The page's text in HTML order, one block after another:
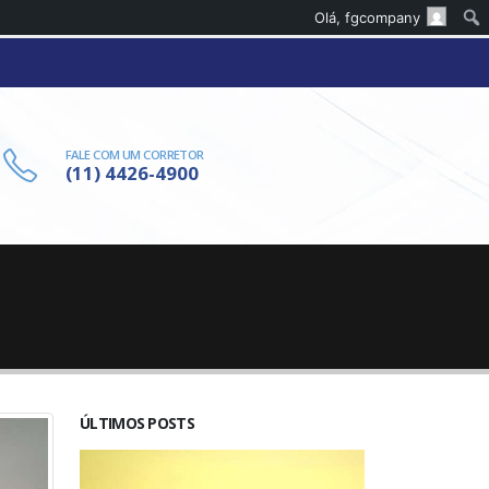
FALE COM UM CORRETOR
(11) 4426-4900
Olá, fgcompany
ÚLTIMOS POSTS